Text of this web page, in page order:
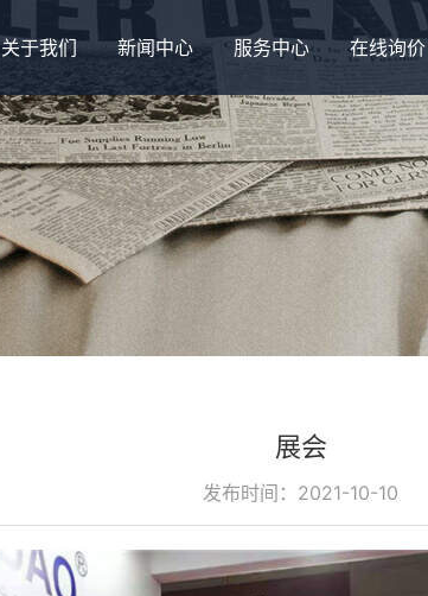
关于我们 新闻中心 服务中心 在线询价
展会
发布时间：2021-10-10